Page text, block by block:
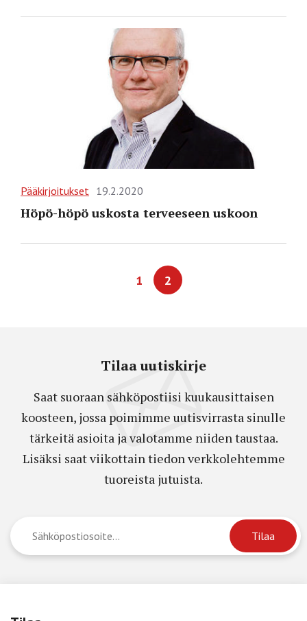
Pääkirjoitukset 19.2.2020
Höpö-höpö uskosta terveeseen uskoon
1 2
Tilaa uutiskirje
Saat suoraan sähköpostiisi kuukausittaisen
koosteen, jossa poimimme uutisvirrasta sinulle
tärkeitä asioita ja valotamme niiden taustaa.
Lisäksi saat viikottain tiedon verkkolehtemme
tuoreista jutuista.